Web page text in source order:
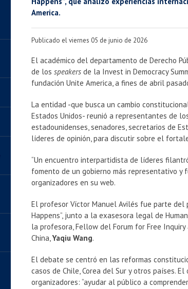
America.
Publicado el viernes 05 de junio de 2026
El académico del departamento de Derecho
de losspeakers de la Invest in Democracy
fundación Unite America, a fines de abril
La entidad -que busca un cambio
Estados Unidos- reunió a representantes de
estadounidenses, senadores, secretarios de
líderes de opinión, para discutir sobre el
“Un encuentro interpartidista de líderes
fomento de un gobierno más representativo y
organizadores en su web.
El profesor Víctor Manuel Avilés fue parte del
Happens”, junto a la exasesora legal de
la profesora, Fellow del Forum for Free
China,Yaqiu Wang.
El debate se centró en las reformas
casos de Chile, Corea del Sur y otros países.
organizadores: “ayudar al público a